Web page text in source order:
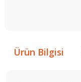
Ürün Bilgisi